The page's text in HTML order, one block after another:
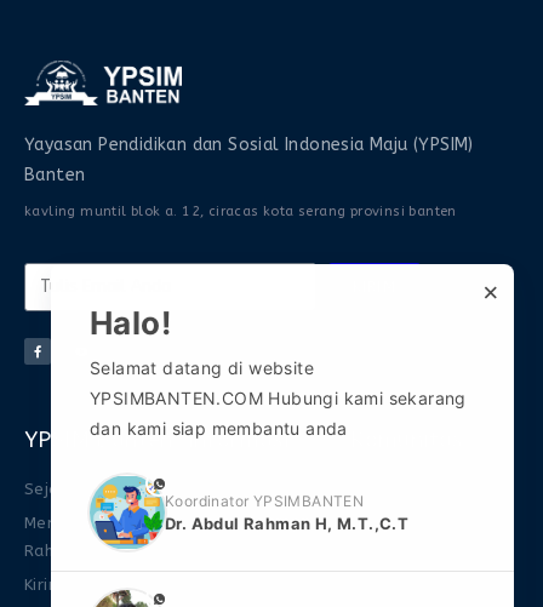
Yayasan Pendidikan dan Sosial Indonesia Maju (YPSIM)
Banten
kavling muntil blok a. 12, ciracas kota serang provinsi banten
YPSIM Banten
Sejarah
Mengenal Abdul
Rahman
Kirim Naskah
Informasi
Download Ebook
Gabung Grup WA 2
×
Halo!
Selamat datang di website
YPSIMBANTEN.COM Hubungi kami sekarang
dan kami siap membantu anda
phone
Koordinator YPSIMBANTEN
Dr. Abdul Rahman H, M.T.,C.T
phone